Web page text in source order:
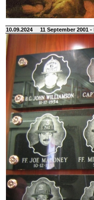
10.09.2024 11 September 2001